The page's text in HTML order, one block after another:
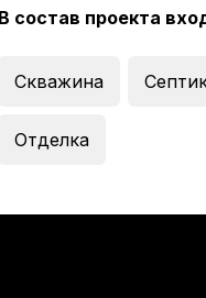
В состав проекта
Скважина
Отделка